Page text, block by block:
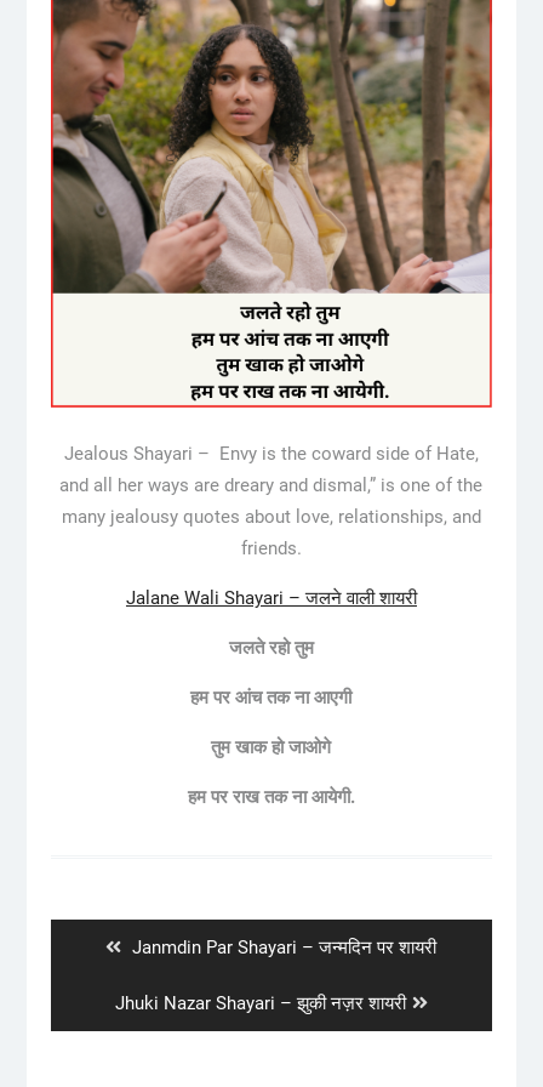
Jealous Shayari – Envy is the coward side of Hate,
and all her ways are dreary and dismal,” is one of the
many jealousy quotes about love, relationships, and
friends.
Jalane Wali Shayari – जलने वाली शायरी
जलते रहो तुम
हम पर आंच तक ना आएगी
तुम खाक हो जाओगे
हम पर राख तक ना आयेगी.
Previous
Janmdin Par Shayari – जन्मदिन पर शायरी
Next
post:
Jhuki Nazar Shayari – झुकी नज़र शायरी